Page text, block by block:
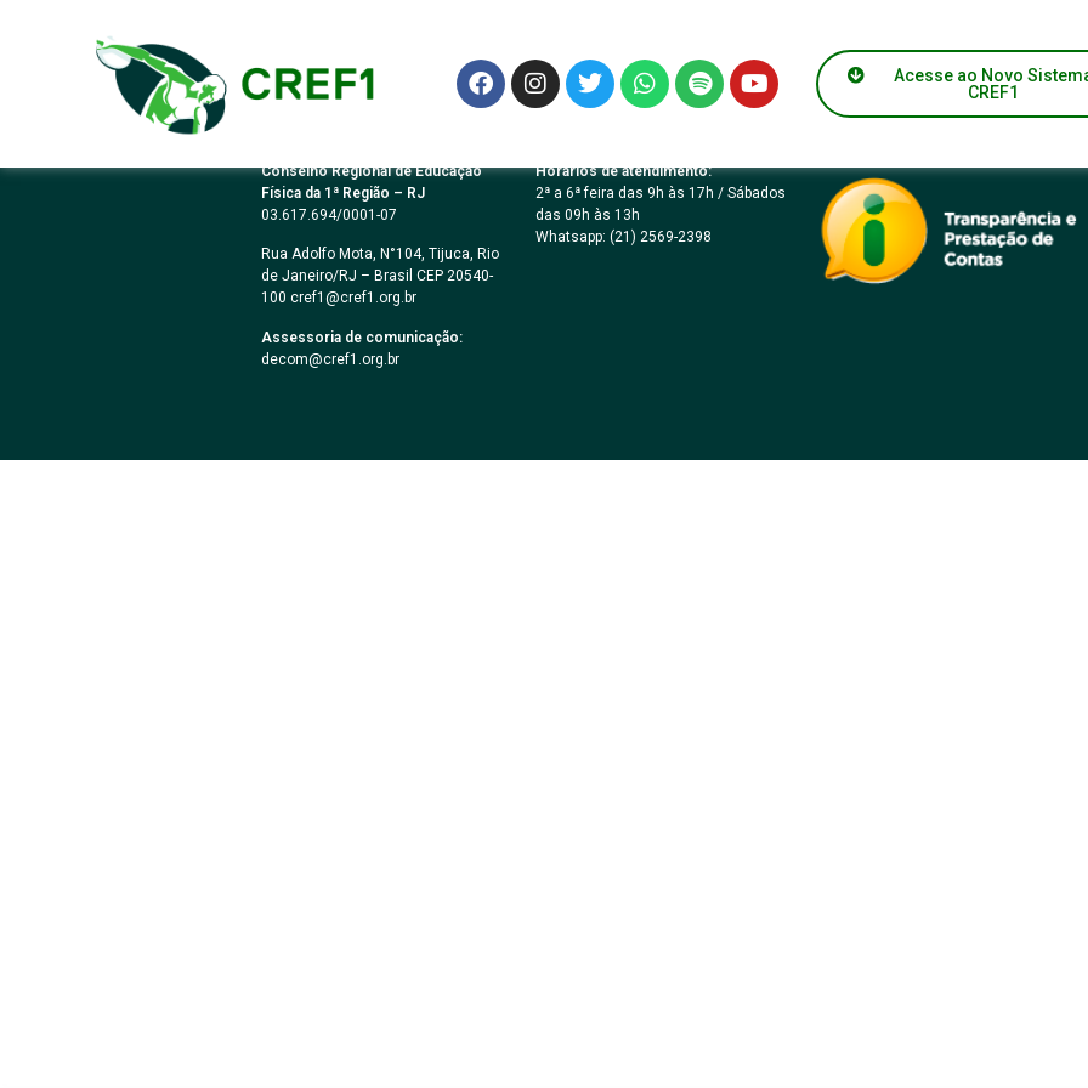
Acesse ao Novo
CREF1
Resolução CREF1 009/2000
Conselho Regional de Educação
Física da 1ª Região – RJ
03.617.694/0001-07
Rua Adolfo Mota, N°104, Tijuca, Rio
de Janeiro/RJ – Brasil CEP 20540-
100 cref1@cref1.org.br
Assessoria de comunicação:
decom@cref1.org.br
Horários de atendimento:
2ª a 6ª feira das 9h às 17h / Sábados
das 09h às 13h
Whatsapp: (21) 2569-2398